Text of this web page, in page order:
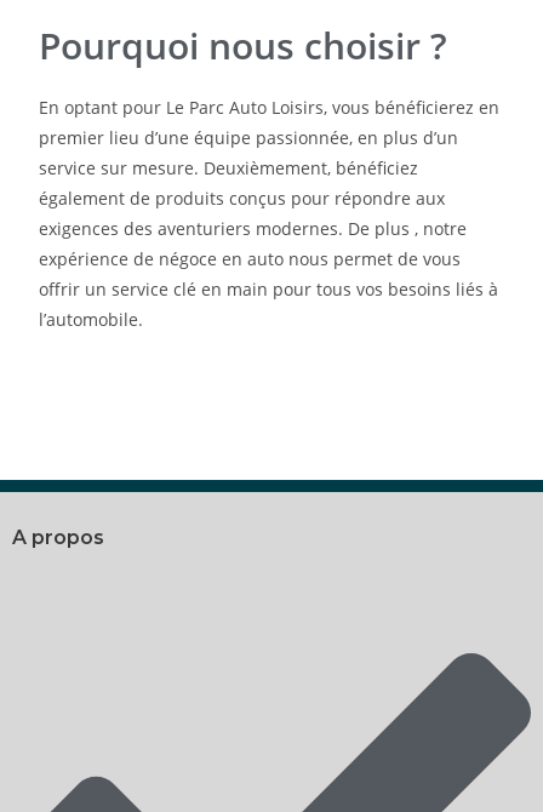
Pourquoi nous choisir ?
En optant pour Le Parc Auto Loisirs, vous bénéficierez en
premier lieu d’une équipe passionnée, en plus d’un
service sur mesure. Deuxièmement, bénéficiez
également de produits conçus pour répondre aux
exigences des aventuriers modernes. De plus , notre
expérience de négoce en auto nous permet de vous
offrir un service clé en main pour tous vos besoins liés à
l’automobile.
A propos